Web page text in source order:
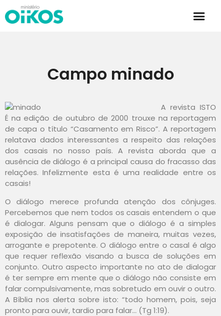
Campo minado
A revista ISTO
É na edição de outubro de 2000 trouxe na reportagem
de capa o título “Casamento em Risco”. A reportagem
relatava dados interessantes a respeito das relações
dos casais no nosso país. A revista aborda que a
ausência de diálogo é a principal causa do fracasso das
relações. Infelizmente esta é uma realidade entre os
casais!
O diálogo merece profunda atenção dos cônjuges.
Percebemos que nem todos os casais entendem o que
é dialogar. Alguns pensam que o diálogo é a simples
exposição de insatisfações de maneira, muitas vezes,
arrogante e prepotente. O diálogo entre o casal é algo
que requer reflexão visando a busca de soluções em
conjunto. Outro aspecto importante no ato de dialogar
é ter sempre em mente que o diálogo não consiste em
falar compulsivamente, mas sobretudo em ouvir o outro.
A Bíblia nos alerta sobre isto: “todo homem, pois, seja
pronto para ouvir, tardio para falar… (Tg 1:19).